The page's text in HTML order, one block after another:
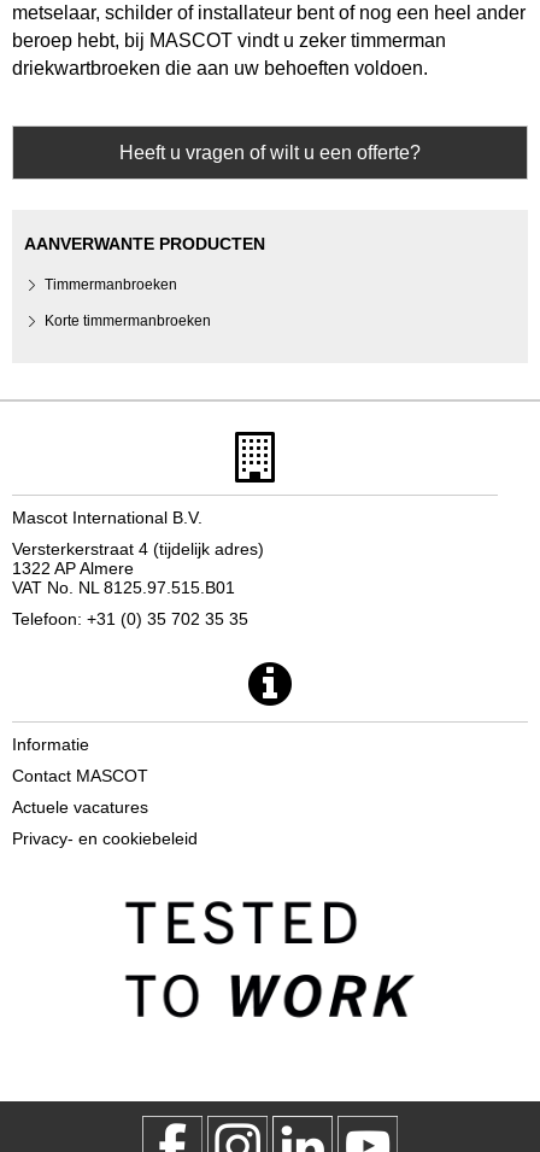
metselaar, schilder of installateur bent of nog een heel ander
beroep hebt, bij MASCOT vindt u zeker timmerman
driekwartbroeken die aan uw behoeften voldoen.
Heeft u vragen of wilt u een offerte?
AANVERWANTE PRODUCTEN
Timmermanbroeken
Korte timmermanbroeken
Mascot International B.V.
Versterkerstraat 4 (tijdelijk adres)
1322 AP Almere
VAT No. NL 8125.97.515.B01
Telefoon: +31 (0) 35 702 35 35
Informatie
Contact MASCOT
Actuele vacatures
Privacy- en cookiebeleid